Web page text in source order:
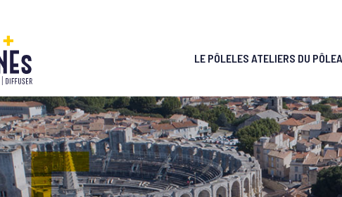
LE PÔLELES ATELIERS DU PÔLE